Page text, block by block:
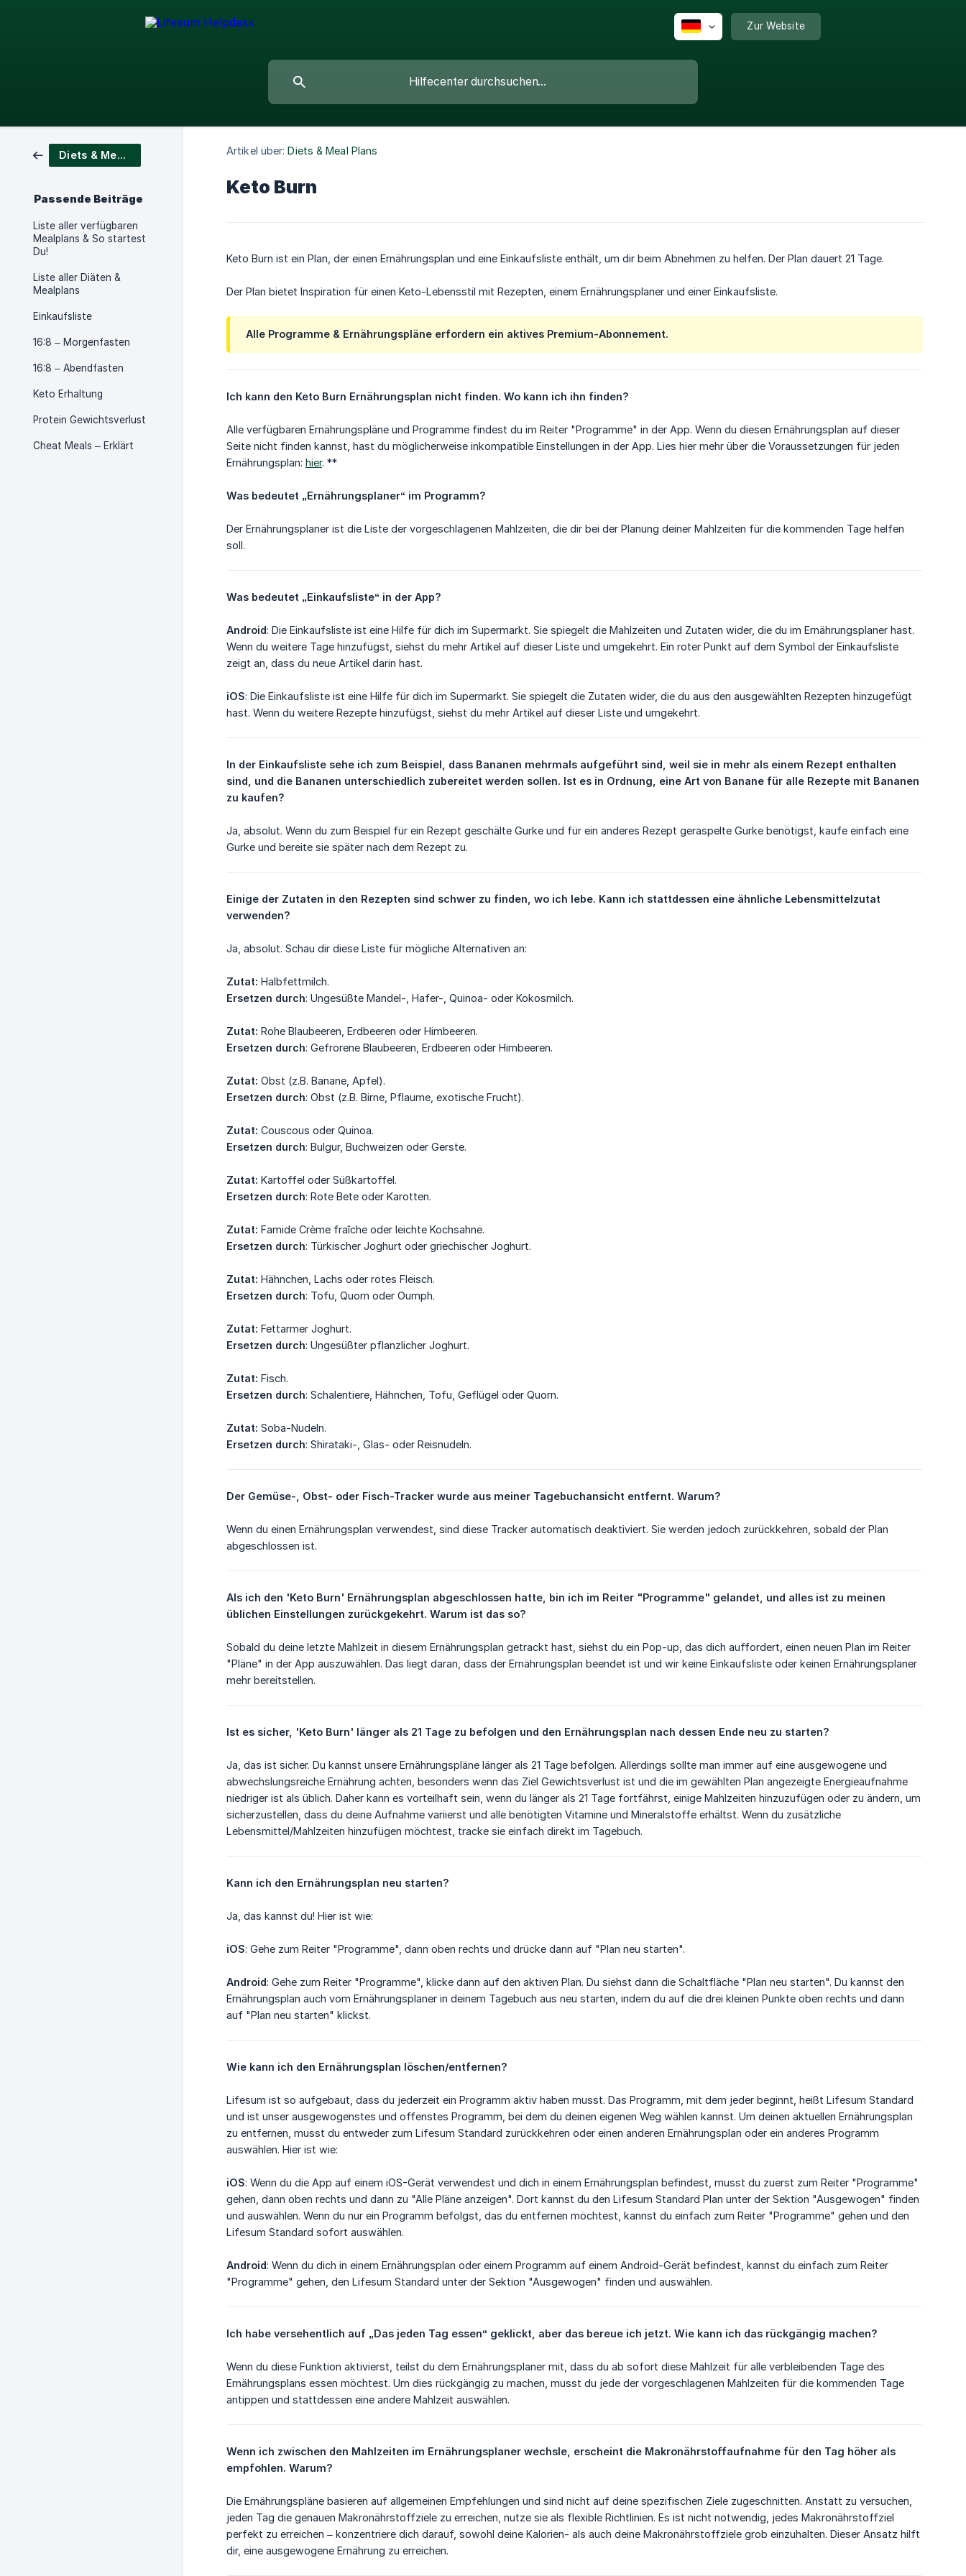
Zur Website
Diets & Meal Plans
Passende Beiträge
Liste aller verfügbaren
Mealplans & So startest
Du!
Liste aller Diäten &
Mealplans
Einkaufsliste
16:8 – Morgenfasten
16:8 – Abendfasten
Keto Erhaltung
Protein Gewichtsverlust
Cheat Meals – Erklärt
Artikel über: Diets & Meal Plans
Keto Burn
Keto Burn ist ein Plan, der einen Ernährungsplan und eine Einkaufsliste enthält, um dir beim Abnehmen zu helfen. Der Plan dauert 21 Tage.
Der Plan bietet Inspiration für einen Keto-Lebensstil mit Rezepten, einem Ernährungsplaner und einer Einkaufsliste.
Alle Programme & Ernährungspläne erfordern ein aktives Premium-Abonnement.
Ich kann den Keto Burn Ernährungsplan nicht finden. Wo kann ich ihn finden?
Alle verfügbaren Ernährungspläne und Programme findest du im Reiter "Programme" in der App. Wenn du diesen Ernährungsplan auf dieser
Seite nicht finden kannst, hast du möglicherweise inkompatible Einstellungen in der App. Lies hier mehr über die Voraussetzungen für jeden
Ernährungsplan: hier. **
Was bedeutet „Ernährungsplaner“ im Programm?
Der Ernährungsplaner ist die Liste der vorgeschlagenen Mahlzeiten, die dir bei der Planung deiner Mahlzeiten für die kommenden Tage helfen
soll.
Was bedeutet „Einkaufsliste“ in der App?
Android: Die Einkaufsliste ist eine Hilfe für dich im Supermarkt. Sie spiegelt die Mahlzeiten und Zutaten wider, die du im Ernährungsplaner hast.
Wenn du weitere Tage hinzufügst, siehst du mehr Artikel auf dieser Liste und umgekehrt. Ein roter Punkt auf dem Symbol der Einkaufsliste
zeigt an, dass du neue Artikel darin hast.
iOS: Die Einkaufsliste ist eine Hilfe für dich im Supermarkt. Sie spiegelt die Zutaten wider, die du aus den ausgewählten Rezepten hinzugefügt
hast. Wenn du weitere Rezepte hinzufügst, siehst du mehr Artikel auf dieser Liste und umgekehrt.
In der Einkaufsliste sehe ich zum Beispiel, dass Bananen mehrmals aufgeführt sind, weil sie in mehr als einem Rezept enthalten
sind, und die Bananen unterschiedlich zubereitet werden sollen. Ist es in Ordnung, eine Art von Banane für alle Rezepte mit Bananen
zu kaufen?
Ja, absolut. Wenn du zum Beispiel für ein Rezept geschälte Gurke und für ein anderes Rezept geraspelte Gurke benötigst, kaufe einfach eine
Gurke und bereite sie später nach dem Rezept zu.
Einige der Zutaten in den Rezepten sind schwer zu finden, wo ich lebe. Kann ich stattdessen eine ähnliche Lebensmittelzutat
verwenden?
Ja, absolut. Schau dir diese Liste für mögliche Alternativen an:
Zutat: Halbfettmilch.
Ersetzen durch: Ungesüßte Mandel-, Hafer-, Quinoa- oder Kokosmilch.
Zutat: Rohe Blaubeeren, Erdbeeren oder Himbeeren.
Ersetzen durch: Gefrorene Blaubeeren, Erdbeeren oder Himbeeren.
Zutat: Obst (z.B. Banane, Apfel).
Ersetzen durch: Obst (z.B. Birne, Pflaume, exotische Frucht).
Zutat: Couscous oder Quinoa.
Ersetzen durch: Bulgur, Buchweizen oder Gerste.
Zutat: Kartoffel oder Süßkartoffel.
Ersetzen durch: Rote Bete oder Karotten.
Zutat: Famide Crème fraîche oder leichte Kochsahne.
Ersetzen durch: Türkischer Joghurt oder griechischer Joghurt.
Zutat: Hähnchen, Lachs oder rotes Fleisch.
Ersetzen durch: Tofu, Quorn oder Oumph.
Zutat: Fettarmer Joghurt.
Ersetzen durch: Ungesüßter pflanzlicher Joghurt.
Zutat: Fisch.
Ersetzen durch: Schalentiere, Hähnchen, Tofu, Geflügel oder Quorn.
Zutat: Soba-Nudeln.
Ersetzen durch: Shirataki-, Glas- oder Reisnudeln.
Der Gemüse-, Obst- oder Fisch-Tracker wurde aus meiner Tagebuchansicht entfernt. Warum?
Wenn du einen Ernährungsplan verwendest, sind diese Tracker automatisch deaktiviert. Sie werden jedoch zurückkehren, sobald der Plan
abgeschlossen ist.
Als ich den 'Keto Burn' Ernährungsplan abgeschlossen hatte, bin ich im Reiter "Programme" gelandet, und alles ist zu meinen
üblichen Einstellungen zurückgekehrt. Warum ist das so?
Sobald du deine letzte Mahlzeit in diesem Ernährungsplan getrackt hast, siehst du ein Pop-up, das dich auffordert, einen neuen Plan im Reiter
"Pläne" in der App auszuwählen. Das liegt daran, dass der Ernährungsplan beendet ist und wir keine Einkaufsliste oder keinen Ernährungsplaner
mehr bereitstellen.
Ist es sicher, 'Keto Burn' länger als 21 Tage zu befolgen und den Ernährungsplan nach dessen Ende neu zu starten?
Ja, das ist sicher. Du kannst unsere Ernährungspläne länger als 21 Tage befolgen. Allerdings sollte man immer auf eine ausgewogene und
abwechslungsreiche Ernährung achten, besonders wenn das Ziel Gewichtsverlust ist und die im gewählten Plan angezeigte Energieaufnahme
niedriger ist als üblich. Daher kann es vorteilhaft sein, wenn du länger als 21 Tage fortfährst, einige Mahlzeiten hinzuzufügen oder zu ändern, um
sicherzustellen, dass du deine Aufnahme variierst und alle benötigten Vitamine und Mineralstoffe erhältst. Wenn du zusätzliche
Lebensmittel/Mahlzeiten hinzufügen möchtest, tracke sie einfach direkt im Tagebuch.
Kann ich den Ernährungsplan neu starten?
Ja, das kannst du! Hier ist wie:
iOS: Gehe zum Reiter "Programme", dann oben rechts und drücke dann auf "Plan neu starten".
Android: Gehe zum Reiter "Programme", klicke dann auf den aktiven Plan. Du siehst dann die Schaltfläche "Plan neu starten". Du kannst den
Ernährungsplan auch vom Ernährungsplaner in deinem Tagebuch aus neu starten, indem du auf die drei kleinen Punkte oben rechts und dann
auf "Plan neu starten" klickst.
Wie kann ich den Ernährungsplan löschen/entfernen?
Lifesum ist so aufgebaut, dass du jederzeit ein Programm aktiv haben musst. Das Programm, mit dem jeder beginnt, heißt Lifesum Standard
und ist unser ausgewogenstes und offenstes Programm, bei dem du deinen eigenen Weg wählen kannst. Um deinen aktuellen Ernährungsplan
zu entfernen, musst du entweder zum Lifesum Standard zurückkehren oder einen anderen Ernährungsplan oder ein anderes Programm
auswählen. Hier ist wie:
iOS: Wenn du die App auf einem iOS-Gerät verwendest und dich in einem Ernährungsplan befindest, musst du zuerst zum Reiter "Programme"
gehen, dann oben rechts und dann zu "Alle Pläne anzeigen". Dort kannst du den Lifesum Standard Plan unter der Sektion "Ausgewogen" finden
und auswählen. Wenn du nur ein Programm befolgst, das du entfernen möchtest, kannst du einfach zum Reiter "Programme" gehen und den
Lifesum Standard sofort auswählen.
Android: Wenn du dich in einem Ernährungsplan oder einem Programm auf einem Android-Gerät befindest, kannst du einfach zum Reiter
"Programme" gehen, den Lifesum Standard unter der Sektion "Ausgewogen" finden und auswählen.
Ich habe versehentlich auf „Das jeden Tag essen“ geklickt, aber das bereue ich jetzt. Wie kann ich das rückgängig machen?
Wenn du diese Funktion aktivierst, teilst du dem Ernährungsplaner mit, dass du ab sofort diese Mahlzeit für alle verbleibenden Tage des
Ernährungsplans essen möchtest. Um dies rückgängig zu machen, musst du jede der vorgeschlagenen Mahlzeiten für die kommenden Tage
antippen und stattdessen eine andere Mahlzeit auswählen.
Wenn ich zwischen den Mahlzeiten im Ernährungsplaner wechsle, erscheint die Makronährstoffaufnahme für den Tag höher als
empfohlen. Warum?
Die Ernährungspläne basieren auf allgemeinen Empfehlungen und sind nicht auf deine spezifischen Ziele zugeschnitten. Anstatt zu versuchen,
jeden Tag die genauen Makronährstoffziele zu erreichen, nutze sie als flexible Richtlinien. Es ist nicht notwendig, jedes Makronährstoffziel
perfekt zu erreichen – konzentriere dich darauf, sowohl deine Kalorien- als auch deine Makronährstoffziele grob einzuhalten. Dieser Ansatz hilft
dir, eine ausgewogene Ernährung zu erreichen.